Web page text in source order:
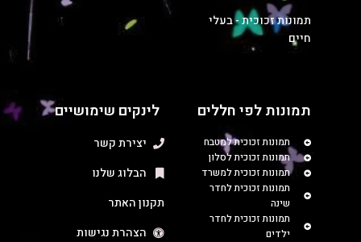
תמונות זכוכית - בעלי
חיים
תמונות לפי חללים
תמונות זכוכית למטבח
תמונות זכוכית לסלון
תמונות זכוכית למשרד
תמונות זכוכית לחדר
שינה
תמונות זכוכית לחדר
ילדים
לינקים שימושיים
יצירת קשר
הבלוג שלנו
תקנון האתר
הצהרת נגישות